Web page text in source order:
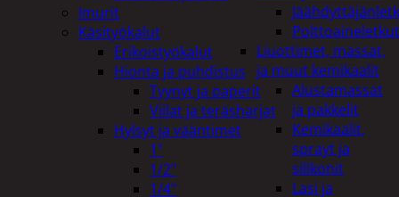
Polttoaineletkut
Liuottimet, massat,
ja muut kemikaalit
Alustamassat
ja pakkelit
Kemikaalit,
sprayt ja
silikonit
Lasi ja
Imurit
Käsityökalut
Erikoistyökalut
Hionta ja puhdistus
Tyynyt ja paperit
Viilat ja teräsharjat
Hylsyt ja vääntimet
1"
1/2"
1/4"